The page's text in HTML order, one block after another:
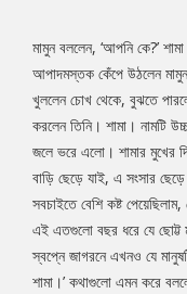
Tab
Article
মামুন বললেন, ‘আপনি কে?’
আপাদমস্তক কেঁপে উঠলেন
খুললেন চোখ থেকে, বুঝতে
করলেন তিনি। শামা। নামটি
জলে ভরে এলো। শামার মুখের
বাড়ি ছেড়ে যাই, এ সংসার
সবচাইতে বেশি কষ্ট
এই এতগুলো বছর ধরে যে
স্বপ্নে জাগরনে এখনও যে
শামা।’ কথাগুলো এমন করে